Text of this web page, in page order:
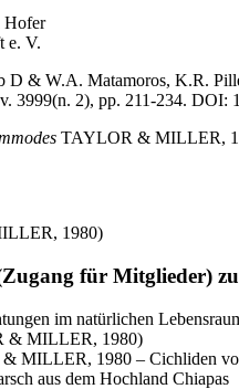
Hofer
e. V.
D & W.A. Matamoros, K.R.
3999(n. 2), pp. 211-234. DOI:
TAYLOR & MILLER,
1980)
für Mitglieder)
im natürlichen
& MILLER, 1980)
& MILLER, 1980 – Cichliden
aus dem Hochland Chiapas